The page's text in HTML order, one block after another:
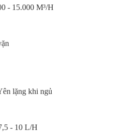
- 15.000 M³/H
lặng khi ngủ
- 10 L/H